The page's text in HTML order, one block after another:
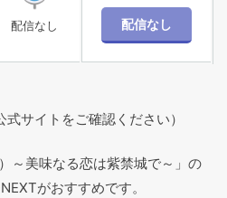
配信なし
サイトをご確認ください）
～美味なる恋は紫禁城で～」の
がおすすめです。